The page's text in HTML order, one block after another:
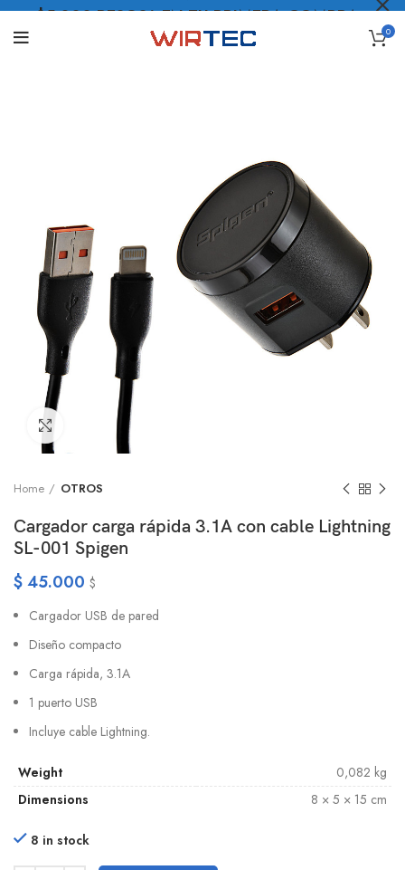
0
Click to enlarge
Home OTROS
Cargador carga rápida 3.1A con cable Lightning
SL-001 Spigen
$45.000 $
Cargador USB de pared
Diseño compacto
Carga rápida, 3.1A
1 puerto USB
Incluye cable Lightning.
Weight
0,082 kg
Dimensions
8 × 5 × 15 cm
8 in stock
$5.000 PESOS* EN TU PRIMERA COMPRA